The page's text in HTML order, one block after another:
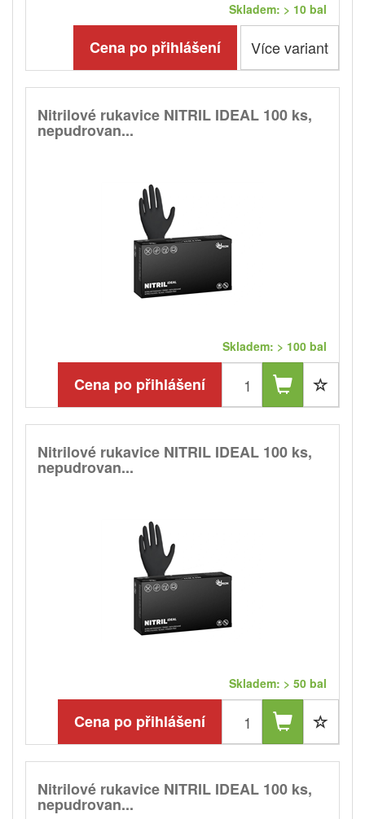
Skladem: > 10 bal
Cena po přihlášení Více variant
Nitrilové rukavice NITRIL IDEAL 100 ks,
nepudrovan...
Skladem: > 100 bal
Cena po přihlášení
Nitrilové rukavice NITRIL IDEAL 100 ks,
nepudrovan...
Skladem: > 50 bal
Cena po přihlášení
Nitrilové rukavice NITRIL IDEAL 100 ks,
nepudrovan...